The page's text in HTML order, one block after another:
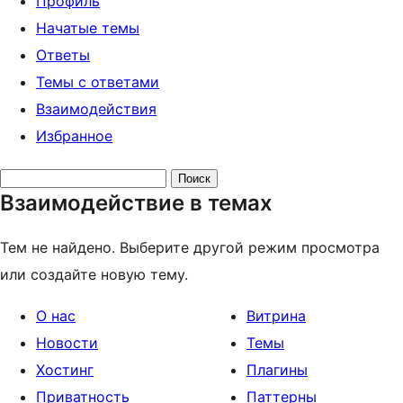
Начатые темы
Ответы
Темы с ответами
Взаимодействия
Избранное
тем:
Взаимодействие в темах
Тем не найдено. Выберите другой режим просмотра
или создайте новую тему.
О нас
Новости
Хостинг
Приватность
Витрина
Темы
Плагины
Паттерны